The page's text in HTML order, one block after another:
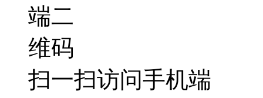
扫一扫访问手机端